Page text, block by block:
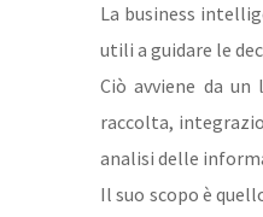
La business
utili a guidare le
Ciò avviene da
raccolta,
analisi delle
Il suo scopo è